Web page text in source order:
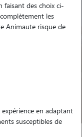
?
faisant des choix ci-
les
Animaute risque de
en adaptant
susceptibles de